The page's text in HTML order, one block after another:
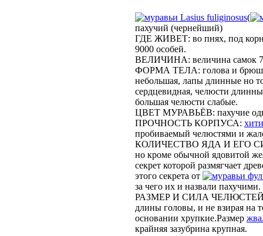
Lasius fuliginosus(
пахучий (чернейший)
ГДЕ ЖИВЕТ: во пнях, под
9000 особей.
ВЕЛИЧИНА: величина самок
ФОРМА ТЕЛА: голова и
небольшая, лапы длинные но
сердцевидная, челюсти
большая челюсти слабые.
ЦВЕТ МУРАВЬЁВ: пахучие
ПРОЧНОСТЬ КОРПУСА:
пробиваемый челюстями и
КОЛИЧЕСТВО ЯДА И ЕГО
но кроме обычной ядовитой
секрет которой размягчает
этого секрета от
за чего их и назвали пахучими.
РАЗМЕР И СИЛА ЧЕЛЮСТЕЙ:
длины головы, и не взирая на
основании хрупкие.Размер
крайняя зазубрина крупная.